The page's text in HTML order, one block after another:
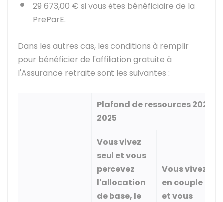
29 673,00 € si vous êtes bénéficiaire de la
PreParE.
Dans les autres cas, les conditions à remplir
pour bénéficier de l'affiliation gratuite à
l'Assurance retraite sont les suivantes :
Plafond de ressources 2023
2025
Vous vivez
seul et vous
percevez
l'allocation
de base, le
Vous vivez
en couple
et vous